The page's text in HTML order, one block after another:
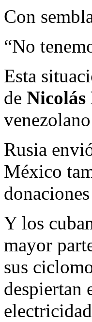
Con
“No
Esta
de
Rusia
México
Y los
mayor
sus
despiertan